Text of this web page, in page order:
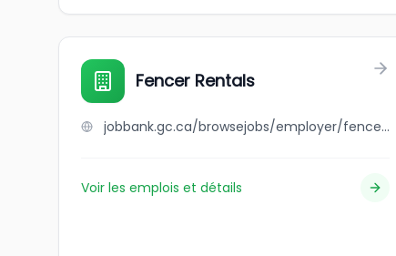
Fencer Rentals
jobbank.gc.ca/browsejobs/employer/fencer+rentals/ca
Voir les emplois et détails